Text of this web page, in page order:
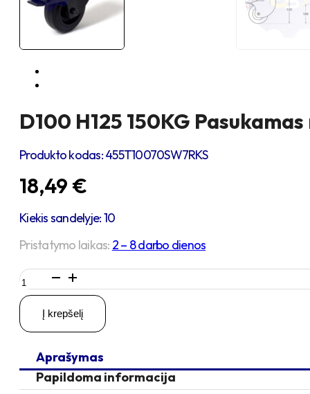
D100 H125 150KG
Produkto kodas:455T10070SW7RKS
18,49 €
Kiekis sandelyje: 10
Pristatymo laikas: 2 – 8 darbo dienos
produkto
kiekis:
D100
H125
150KG
ratukas
su
stabdžiu,
Į krepšelį
Aprašymas
Papildoma informacija